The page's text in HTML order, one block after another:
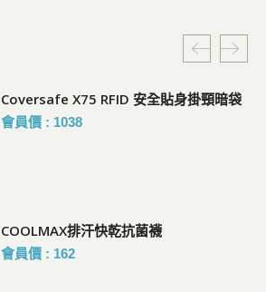
Coversafe X75 RFID 安全貼身掛頸暗袋
會員價 : 1038
COOLMAX排汗快乾抗菌襪
會員價 : 162